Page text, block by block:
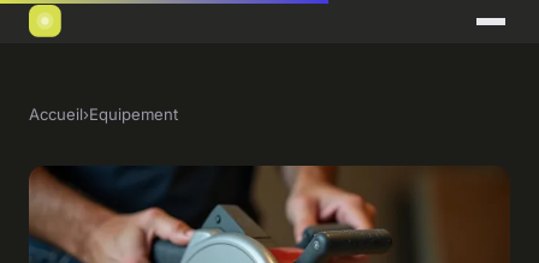
Accueil›Equipement